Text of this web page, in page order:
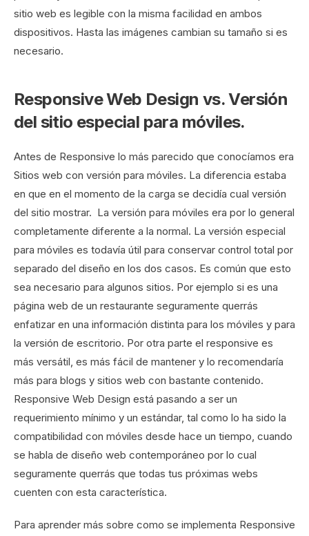
sitio web es legible con la misma facilidad en ambos
dispositivos. Hasta las imágenes cambian su tamaño si es
necesario.
Responsive Web Design vs. Versión
del sitio especial para móviles.
Antes de Responsive lo más parecido que conocíamos era
Sitios web con versión para móviles. La diferencia estaba
en que en el momento de la carga se decidía cual versión
del sitio mostrar. La versión para móviles era por lo general
completamente diferente a la normal. La versión especial
para móviles es todavía útil para conservar control total por
separado del diseño en los dos casos. Es común que esto
sea necesario para algunos sitios. Por ejemplo si es una
página web de un restaurante seguramente querrás
enfatizar en una información distinta para los móviles y para
la versión de escritorio. Por otra parte el responsive es
más versátil, es más fácil de mantener y lo recomendaría
más para blogs y sitios web con bastante contenido.
Responsive Web Design está pasando a ser un
requerimiento mínimo y un estándar, tal como lo ha sido la
compatibilidad con móviles desde hace un tiempo, cuando
se habla de diseño web contemporáneo por lo cual
seguramente querrás que todas tus próximas webs
cuenten con esta característica.
Para aprender más sobre como se implementa Responsive